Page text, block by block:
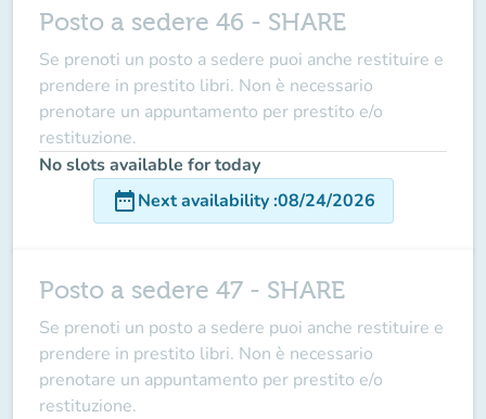
Posto a sedere 46 - SHARE
Se prenoti un posto a sedere puoi anche restituire e
prendere in prestito libri. Non è necessario
prenotare un appuntamento per prestito e/o
restituzione.
No slots available for today
date_rangeNext availability:08/24/2026
Posto a sedere 47 - SHARE
Se prenoti un posto a sedere puoi anche restituire e
prendere in prestito libri. Non è necessario
prenotare un appuntamento per prestito e/o
restituzione.